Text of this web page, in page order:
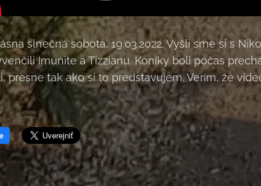
slnečná sobota, 19.03.2022. Vyšli sme si s
Imunite a Tizzianu. Koníky boli počas
presne tak ako si to predstavujem. Verím, že